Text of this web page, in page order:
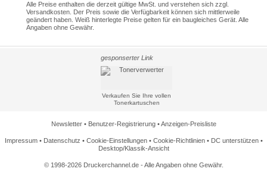
Alle Preise enthalten die derzeit gültige MwSt. und verstehen sich zzgl.
Versandkosten. Der Preis sowie die Verfügbarkeit können sich mittlerweile
geändert haben. Weiß hinterlegte Preise gelten für ein baugleiches Gerät. Alle
Angaben ohne Gewähr.
gesponserter Link
Verkaufen Sie Ihre vollen
Tonerkartuschen
Newsletter• Benutzer-Registrierung•Anzeigen-Preisliste
Impressum• Datenschutz • Cookie-Einstellungen• Cookie-Richtlinien• DC unterstützen•
Desktop/Klassik-Ansicht
© 1998-2026 Druckerchannel.de - Alle Angaben ohne Gewähr.